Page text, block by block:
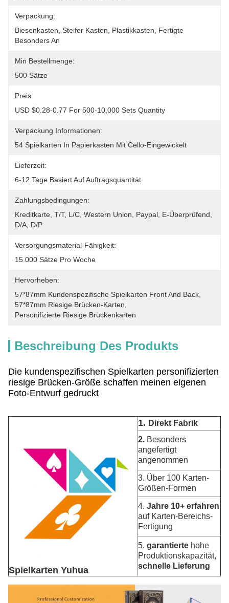
Verpackung:
Biesenkasten, Steifer Kasten, Plastikkasten, Fertigte
Besonders An
Min Bestellmenge:
500 Sätze
Preis:
USD $0.28-0.77 For 500-10,000 Sets Quantity
Verpackung Informationen:
54 Spielkarten In Papierkasten Mit Cello-Eingewickelt
Lieferzeit:
6-12 Tage Basiert Auf Auftragsquantität
Zahlungsbedingungen:
Kreditkarte, T/T, L/C, Western Union, Paypal, E-Überprüfend,
D/A, D/P
Versorgungsmaterial-Fähigkeit:
15.000 Sätze Pro Woche
Hervorheben:
57*87mm Kundenspezifische Spielkarten Front And Back
57*87mm Riesige Brücken-Karten
Personifizierte Riesige Brückenkarten
Beschreibung Des Produkts
Die kundenspezifischen Spielkarten personifizierten
riesige Brücken-Größe schaffen meinen eigenen
Foto-Entwurf gedruckt
Spielkarten Yuhua
1. Direkt Fabrik
2. Besonders
angefertigt
angenommen
3. Über 100 Karten-
Größen-Formen
4. Jahre 10+ erfahren
auf Karten-Bereichs-
Fertigung
5. garantierte hohe
Produktionskapazität,
schnelle Lieferung